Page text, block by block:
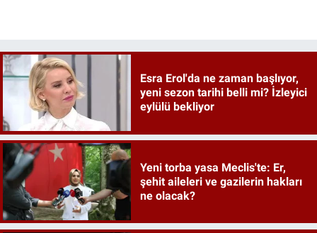
Esra Erol'da ne zaman başlıyor,
yeni sezon tarihi belli mi? İzleyici
eylülü bekliyor
Yeni torba yasa Meclis'te: Er,
şehit aileleri ve gazilerin hakları
ne olacak?